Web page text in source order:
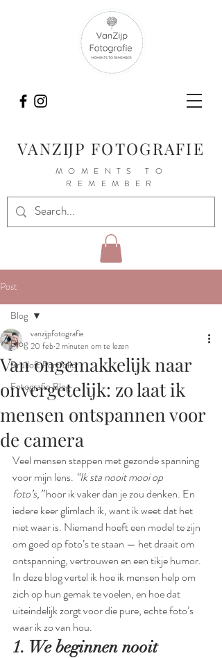
VANZIJP FOTOGRAFIE
MOMENTS TO
REMEMBER
Post
Blog
Bruiloft Portfolio
Fotografie Blog
Blog
Van ongemakkelijk naar
onvergetelijk: zo laat ik
mensen ontspannen voor
de camera
vanzijpfotografie
20 feb2 minuten om te lezen
Veel mensen stappen met gezonde spanning
voor mijn lens. “Ik sta nooit mooi op
foto’s,” hoor ik vaker dan je zou denken. En
iedere keer glimlach ik, want ik weet dat het
niet waar is. Niemand hoeft een model te zijn
om goed op foto’s te staan — het draait om
ontspanning, vertrouwen en een tikje humor.
In deze blog vertel ik hoe ik mensen help om
zich op hun gemak te voelen, en hoe dat
uiteindelijk zorgt voor die pure, echte foto’s
waar ik zo van hou.
1. We beginnen nooit